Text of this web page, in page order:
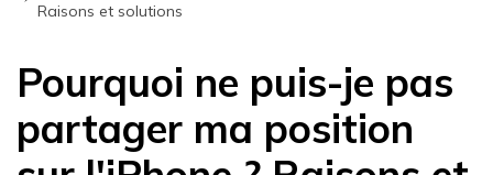
Raisons et solutions
Pourquoi ne puis-je pas
partager ma position